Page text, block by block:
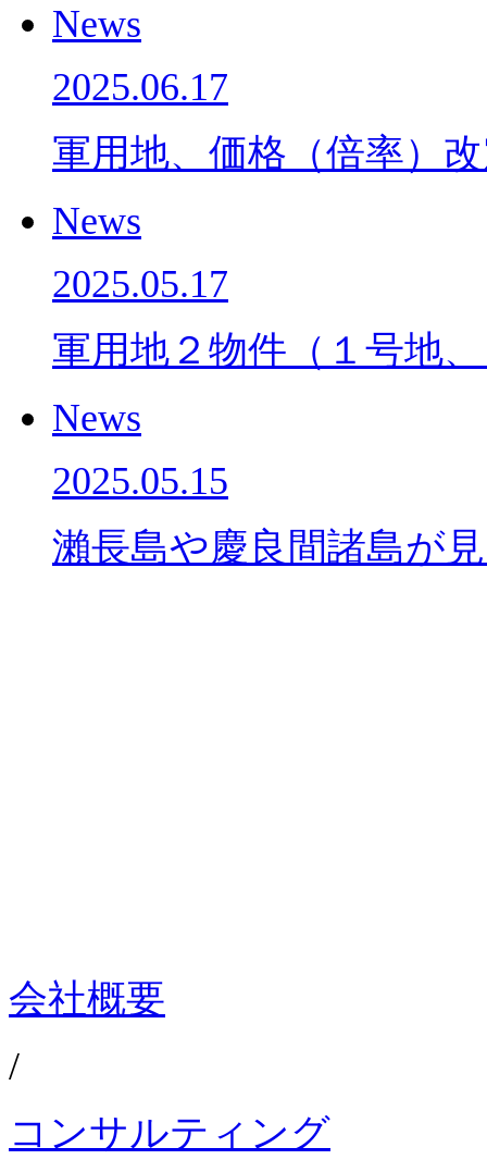
News
2025.06.17
軍用地、価格（倍率）
News
2025.05.17
軍用地２物件（１号地
News
2025.05.15
瀨長島や慶良間諸島が
会社概要
/
コンサルティング